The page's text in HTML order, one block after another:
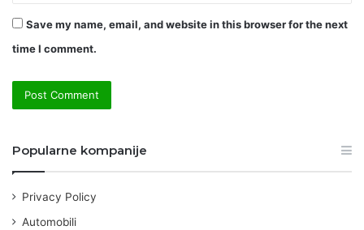
Save my name, email, and website in this browser for the next
time I comment.
Popularne kompanije
Privacy Policy
Automobili